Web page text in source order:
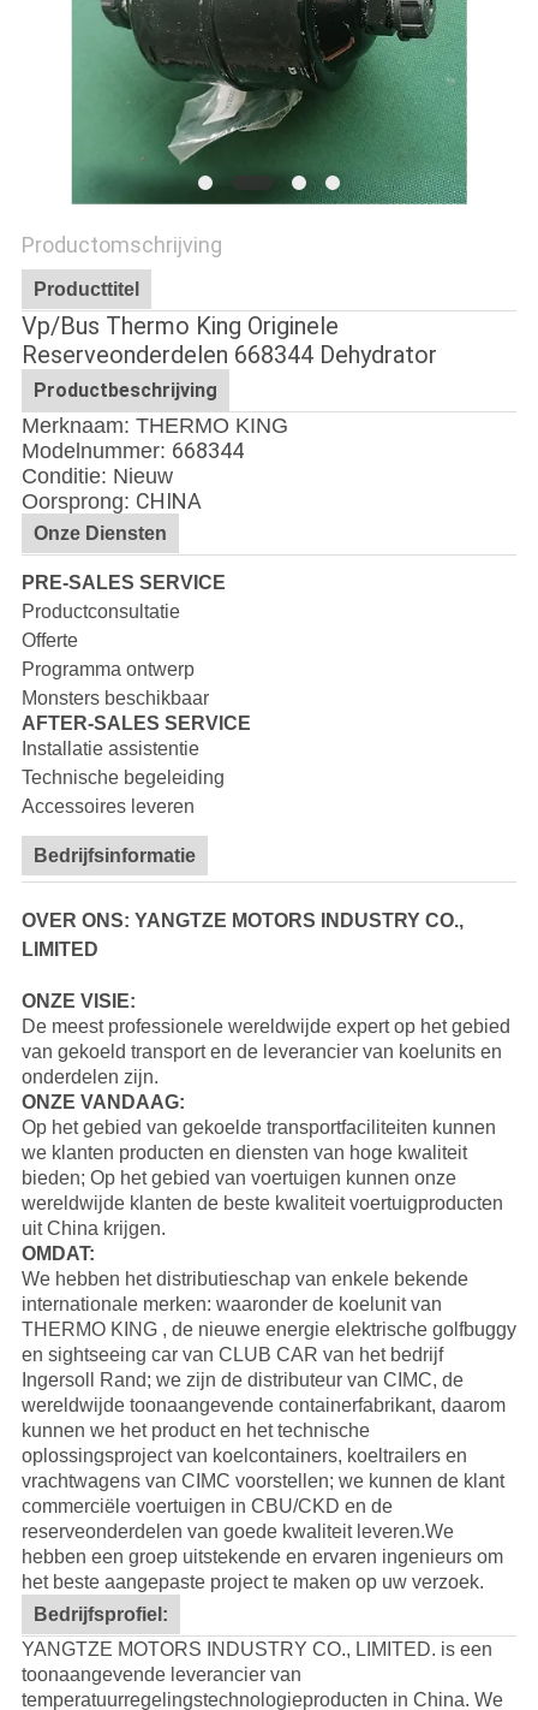
PRIVACYBELEID
Productomschrijving
Producttitel
Vp/Bus Thermo King Originele
Reserveonderdelen 668344 Dehydrator
Productbeschrijving
Merknaam: THERMO KING
Modelnummer: 668344
Conditie: Nieuw
Oorsprong: CHINA
Onze Diensten
PRE-SALES SERVICE
Productconsultatie
Offerte
Programma ontwerp
Monsters beschikbaar
AFTER-SALES SERVICE
Installatie assistentie
Technische begeleiding
Accessoires leveren
Bedrijfsinformatie
OVER ONS: YANGTZE MOTORS INDUSTRY CO.,
LIMITED
ONZE VISIE:
De meest professionele wereldwijde expert op het gebied
van gekoeld transport en de leverancier van koelunits en
onderdelen zijn.
ONZE VANDAAG:
Op het gebied van gekoelde transportfaciliteiten kunnen
we klanten producten en diensten van hoge kwaliteit
bieden; Op het gebied van voertuigen kunnen onze
wereldwijde klanten de beste kwaliteit voertuigproducten
uit China krijgen.
OMDAT:
We hebben het distributieschap van enkele bekende
internationale merken: waaronder de koelunit van
THERMO KING , de nieuwe energie elektrische golfbuggy
en sightseeing car van CLUB CAR van het bedrijf
Ingersoll Rand; we zijn de distributeur van CIMC, de
wereldwijde toonaangevende containerfabrikant, daarom
kunnen we het product en het technische
oplossingsproject van koelcontainers, koeltrailers en
vrachtwagens van CIMC voorstellen; we kunnen de klant
commerciële voertuigen in CBU/CKD en de
reserveonderdelen van goede kwaliteit leveren.We
hebben een groep uitstekende en ervaren ingenieurs om
het beste aangepaste project te maken op uw verzoek.
Bedrijfsprofiel:
YANGTZE MOTORS INDUSTRY CO., LIMITED. is een
toonaangevende leverancier van
temperatuurregelingstechnologieproducten in China. We